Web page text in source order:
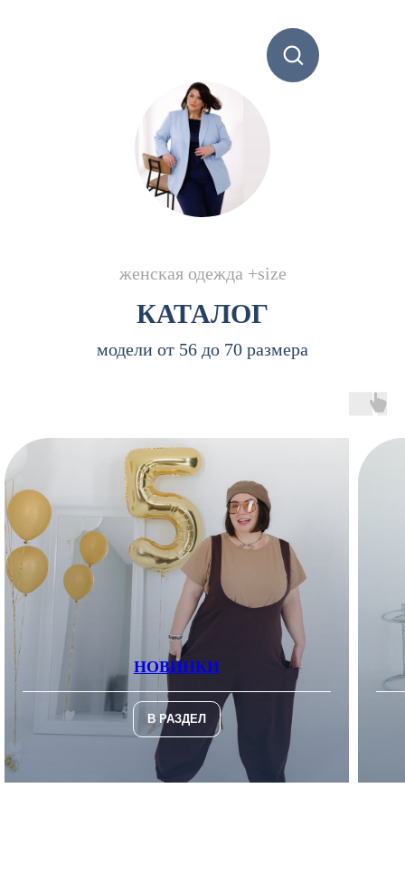
женская одежда +size
КАТАЛОГ
модели от 56 до 70 размера
НОВИНКИ
В РАЗДЕЛ